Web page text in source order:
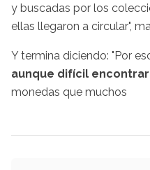
y buscadas por los
ellas llegaron a circular",
Y termina diciendo: "Por
aunque difícil
monedas que muchos